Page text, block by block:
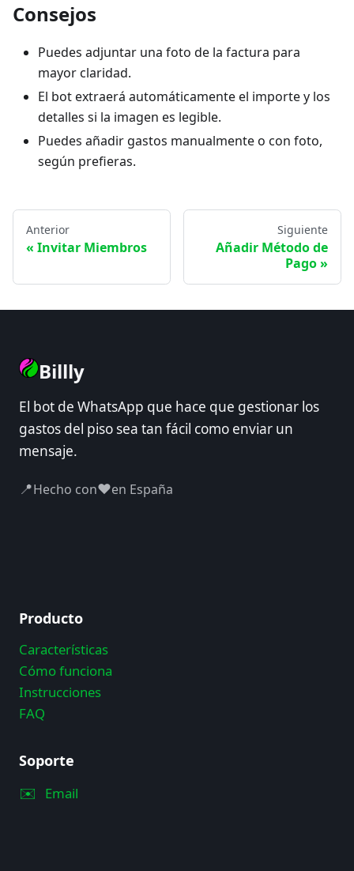
Consejos
Puedes adjuntar una foto de la factura para
mayor claridad.
El bot extraerá automáticamente el importe y los
detalles si la imagen es legible.
Puedes añadir gastos manualmente o con foto,
según prefieras.
Anterior
Invitar Miembros
Siguiente
Añadir Método de
Pago
Billly
El bot de WhatsApp que hace que gestionar los
gastos del piso sea tan fácil como enviar un
mensaje.
📍Hecho con❤️en España
Producto
Características
Cómo funciona
Instrucciones
FAQ
Soporte
✉️ Email